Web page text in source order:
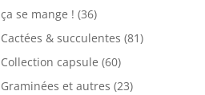
ça se mange ! (36)
Cactées & succulentes (81)
Collection capsule (60)
Graminées et autres (23)